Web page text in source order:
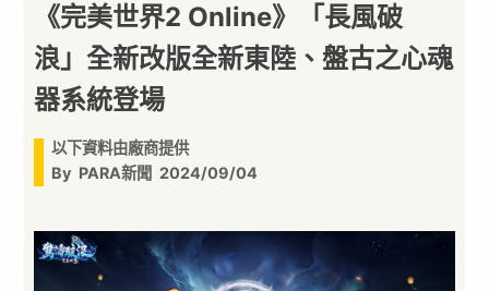
《完美世界2 Online》「長風破
浪」全新改版全新東陸、盤古之心魂
器系統登場
以下資料由廠商提供
By PARA新聞 2024/09/04